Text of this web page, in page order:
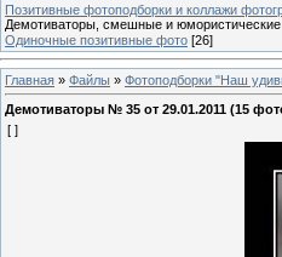
Позитивные фотоподборки и коллажи
Демотиваторы, смешные и юмористические
Одиночные позитивные фото [26]
Главная » Файлы » Фотоподборки "Наш
Демотиваторы № 35 от 29.01.2011 (15
[ ]